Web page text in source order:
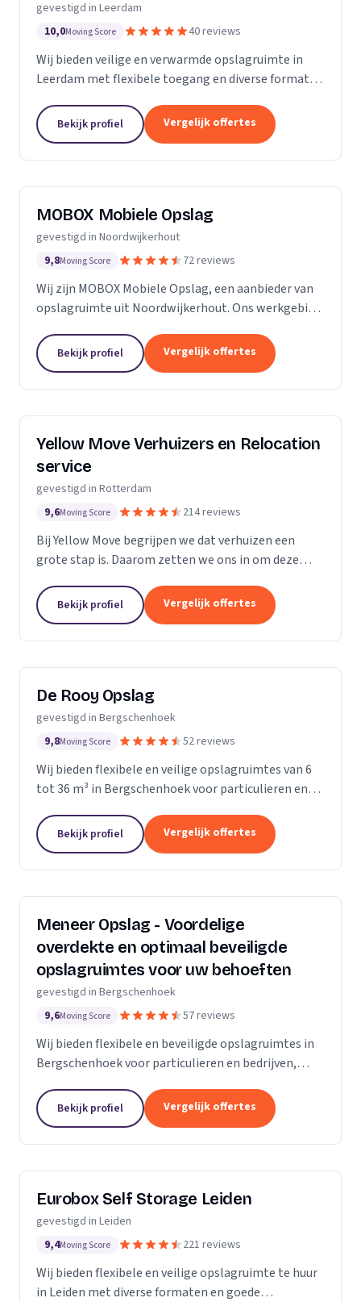
gevestigd in Leerdam
10,0Moving Score 40 reviews
Wij bieden veilige en verwarmde opslagruimte in
Leerdam met flexibele toegang en diverse formaten
Bekijk profiel Vergelijk offertes
MOBOX Mobiele Opslag
gevestigd in Noordwijkerhout
9,8Moving Score 72 reviews
Wij zijn MOBOX Mobiele Opslag, een aanbieder van
opslagruimte uit Noordwijkerhout. Ons werkgebied
Bekijk profiel Vergelijk offertes
Yellow Move Verhuizers en Relocation
service
gevestigd in Rotterdam
9,6Moving Score 214 reviews
Bij Yellow Move begrijpen we dat verhuizen een
grote stap is. Daarom zetten we ons in om deze
Met meer dan 35 jaar ervaring in de
verhuisindustrie,...
Bekijk profiel Vergelijk offertes
De Rooy Opslag
gevestigd in Bergschenhoek
9,8Moving Score 52 reviews
Wij bieden flexibele en veilige opslagruimtes van 6
tot 36 m³ in Bergschenhoek voor particulieren en
Bekijk profiel Vergelijk offertes
Meneer Opslag - Voordelige
overdekte en optimaal beveiligde
opslagruimtes voor uw behoeften
gevestigd in Bergschenhoek
9,6Moving Score 57 reviews
Wij bieden flexibele en beveiligde opslagruimtes in
Bergschenhoek voor particulieren en bedrijven,
Bekijk profiel Vergelijk offertes
Eurobox Self Storage Leiden
gevestigd in Leiden
9,4Moving Score 221 reviews
Wij bieden flexibele en veilige opslagruimte te huur
in Leiden met diverse formaten en goede